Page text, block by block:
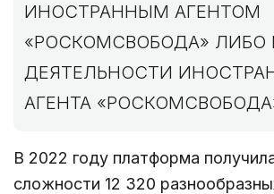
ИНОСТРАННЫМ АГЕНТОМ
«РОСКОМСВОБОДА» ЛИБО
ДЕЯТЕЛЬНОСТИ
АГЕНТА
В 2022 году платформа
сложности 12 320